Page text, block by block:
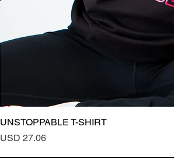
UNSTOPPABLE T-SHIRT
Precio
USD 27.06